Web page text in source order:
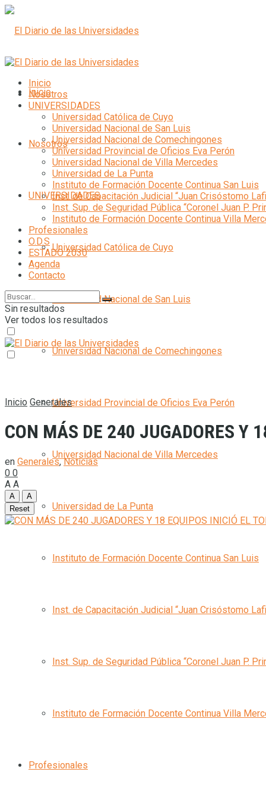
Inicio
Nosotros
UNIVERSIDADES
Universidad Católica de Cuyo
Universidad Nacional de San Luis
Universidad Nacional de Comechingones
Universidad Provincial de Oficios Eva Perón
Universidad Nacional de Villa Mercedes
Universidad de La Punta
Instituto de Formación Docente Continua San Luis
Inst. de Capacitación Judicial “Juan Crisóstomo
Inst. Sup. de Seguridad Pública “Coronel Juan P.
Instituto de Formación Docente Continua Villa
Profesionales
Inicio
Nosotros
UNIVERSIDADES
Universidad Católica de Cuyo
Universidad Nacional de San Luis
Universidad Nacional de Comechingones
Universidad Provincial de Oficios Eva Perón
Universidad Nacional de Villa Mercedes
Universidad de La Punta
Instituto de Formación Docente Continua San Luis
Inst. de Capacitación Judicial “Juan Crisóstomo
Inst. Sup. de Seguridad Pública “Coronel Juan P.
Instituto de Formación Docente Continua Villa
Profesionales
O.D.S
ESTADO 2030
Agenda
Contacto
Sin resultados
Ver todos los resultados
Inicio Generales
CON MÁS DE 240 JUGADORES Y
en Generales,Noticias
0 0
A A
A
A
Reset